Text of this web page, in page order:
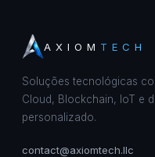
AXIOM TECH
Soluções tecnológicas
Cloud, Blockchain, IoT e
personalizado.
contact@axiomtech.llc